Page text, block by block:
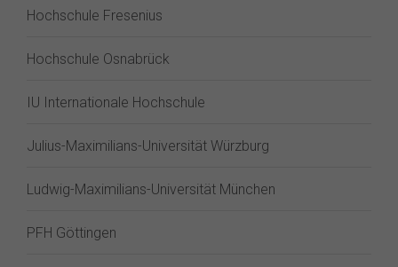
Hochschule Fresenius
Hochschule Osnabrück
IU Internationale Hochschule
Julius-Maximilians-Universität Würzburg
Ludwig-Maximilians-Universität München
PFH Göttingen